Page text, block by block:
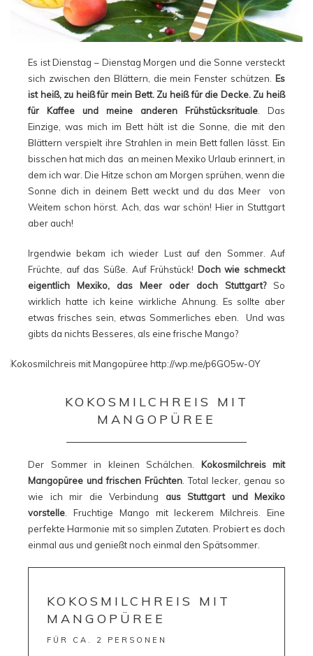
Es ist Dienstag – Dienstag Morgen und die Sonne versteckt
sich zwischen den Blättern, die mein Fenster schützen. Es
ist heiß, zu heiß für mein Bett. Zu heiß für die Decke. Zu heiß
für Kaffee und meine anderen Frühstücksrituale . Das
Einzige, was mich im Bett hält ist die Sonne, die mit den
Blättern verspielt ihre Strahlen in mein Bett fallen lässt. Ein
bisschen hat mich das an meinen Mexiko Urlaub erinnert, in
dem ich war. Die Hitze schon am Morgen sprühen, wenn die
Sonne dich in deinem Bett weckt und du das Meer von
Weitem schon hörst. Ach, das war schön! Hier in Stuttgart
aber auch!
Irgendwie bekam ich wieder Lust auf den Sommer. Auf
Früchte, auf das Süße. Auf Frühstück! Doch wie schmeckt
eigentlich Mexiko, das Meer oder doch Stuttgart?So
wirklich hatte ich keine wirkliche Ahnung. Es sollte aber
etwas frisches sein, etwas Sommerliches eben. Und was
gibts da nichts Besseres, als eine frische Mango?
KOKOSMILCHREIS MIT
MANGOPÜREE
Der Sommer in kleinen Schälchen. Kokosmilchreis mit
Mangopüree und frischen Früchten . Total lecker, genau so
wie ich mir die Verbindung aus Stuttgart und Mexiko
vorstelle . Fruchtige Mango mit leckerem Milchreis. Eine
perfekte Harmonie mit so simplen Zutaten. Probiert es doch
einmal aus und genießt noch einmal den Spätsommer.
KOKOSMILCHREIS MIT
MANGOPÜREE
FÜR CA. 2 PERSONEN